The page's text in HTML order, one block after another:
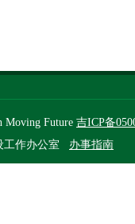
Moving Future 吉ICP备
工作办公室 办事指南